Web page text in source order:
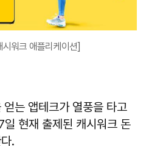
워크 애플리케이션]
는 앱테크가 열풍을 타고
현재 출제된 캐시워크 돈
.